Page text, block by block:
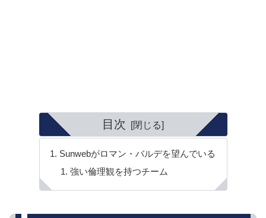
目次
Sunwebがロマン・バルデを望んでいる
強い倫理観を持つチーム